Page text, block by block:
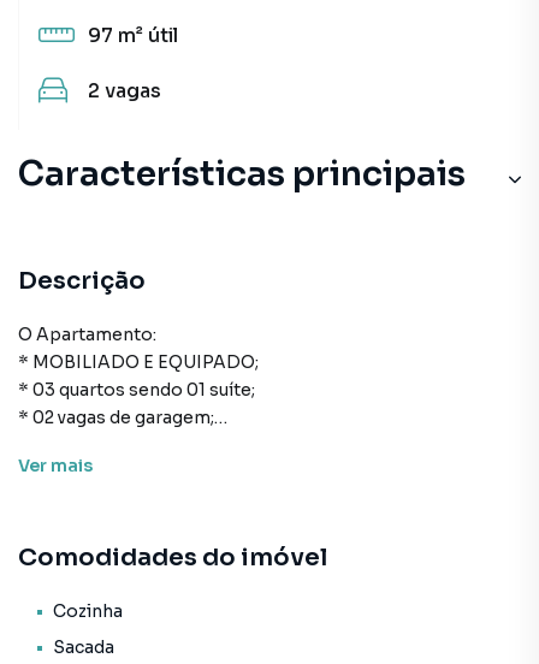
97 m² útil
2 vagas
Características principais
Descrição
O Apartamento:
* MOBILIADO E EQUIPADO;
* 03 quartos sendo 01 suíte;
* 02 vagas de garagem;
* 138m² de área total;
* Banheiro social;
* Sacada com churrasqueira;
* Armário cozinha.
Ver mais
Comodidades do imóvel
Cozinha
Sacada